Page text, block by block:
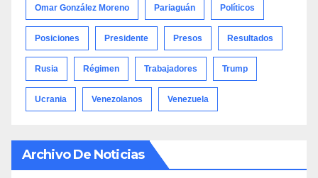
Omar González Moreno Pariaguán Políticos
Posiciones Presidente Presos Resultados
Rusia Régimen Trabajadores Trump
Ucrania Venezolanos Venezuela
Archivo De Noticias